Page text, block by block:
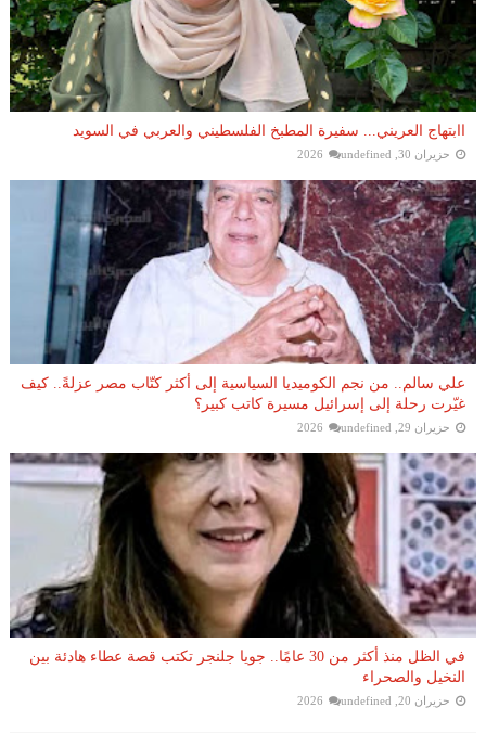
اابتهاج العريني... سفيرة المطبخ الفلسطيني والعربي في السويد
حزيران 30, 2026 undefined
علي سالم.. من نجم الكوميديا السياسية إلى أكثر كتّاب مصر عزلةً.. كيف
غيّرت رحلة إلى إسرائيل مسيرة كاتب كبير؟
حزيران 29, 2026 undefined
في الظل منذ أكثر من 30 عامًا.. جويا جلنجر تكتب قصة عطاء هادئة بين
النخيل والصحراء
حزيران 20, 2026 undefined